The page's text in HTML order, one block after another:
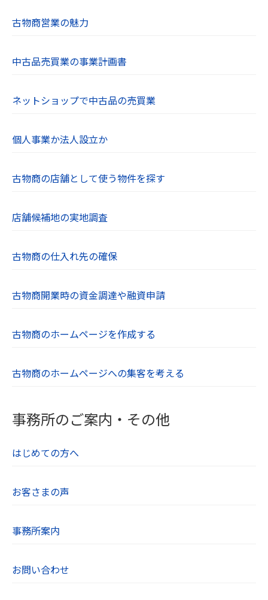
古物商営業の魅力
中古品売買業の事業計画書
ネットショップで中古品の売買業
個人事業か法人設立か
古物商の店舗として使う物件を探す
店舗候補地の実地調査
古物商の仕入れ先の確保
古物商開業時の資金調達や融資申請
古物商のホームページを作成する
古物商のホームページへの集客を考える
事務所のご案内・その他
はじめての方へ
お客さまの声
事務所案内
お問い合わせ